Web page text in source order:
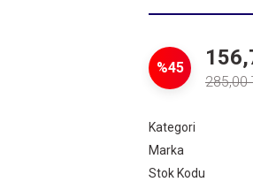
%45
285,00
Kategori
Marka
Stok Kodu